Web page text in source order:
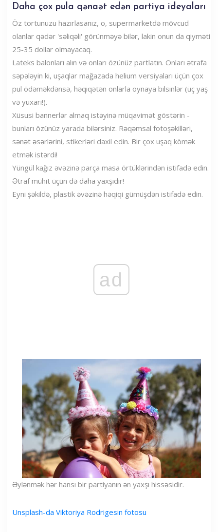
Daha çox pula qənaət edən partiya ideyaları
Öz tortunuzu hazırlasanız, o, supermarketdə mövcud
olanlar qədər 'səliqəli' görünməyə bilər, lakin onun da qiyməti
25-35 dollar olmayacaq.
Lateks balonları alın və onları özünüz partlatın. Onları ətrafa
səpələyin ki, uşaqlar mağazada helium versiyaları üçün çox
pul ödəməkdənsə, həqiqətən onlarla oynaya bilsinlər (üç yaş
və yuxarı!).
Xüsusi bannerlər almaq istəyinə müqavimət göstərin -
bunları özünüz yarada bilərsiniz. Rəqəmsal fotoşəkilləri,
sənət əsərlərini, stikerləri daxil edin. Bir çox uşaq kömək
etmək istərdi!
Yüngül kağız əvəzinə parça masa örtüklərindən istifadə edin.
Ətraf mühit üçün də daha yaxşıdır!
Eyni şəkildə, plastik əvəzinə həqiqi gümüşdən istifadə edin.
ad
Əylənmək hər hansı bir partiyanın ən yaxşı hissəsidir.
Unsplash-da Viktoriya Rodrigesin fotosu